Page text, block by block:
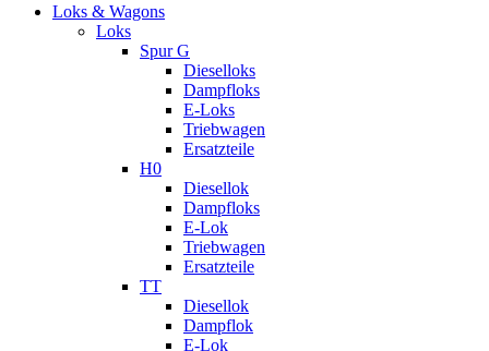
Loks & Wagons
Loks
Spur G
Dieselloks
Dampfloks
E-Loks
Triebwagen
Ersatzteile
H0
Diesellok
Dampfloks
E-Lok
Triebwagen
Ersatzteile
TT
Diesellok
Dampflok
E-Lok